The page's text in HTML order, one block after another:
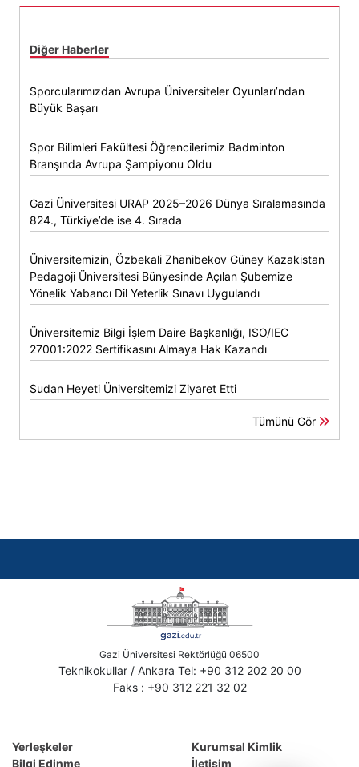
Diğer Haberler
Sporcularımızdan Avrupa Üniversiteler Oyunları’ndan
Büyük Başarı
Spor Bilimleri Fakültesi Öğrencilerimiz Badminton
Branşında Avrupa Şampiyonu Oldu
Gazi Üniversitesi URAP 2025–2026 Dünya Sıralamasında
824., Türkiye’de ise 4. Sırada
Üniversitemizin, Özbekali Zhanibekov Güney Kazakistan
Pedagoji Üniversitesi Bünyesinde Açılan Şubemize
Yönelik Yabancı Dil Yeterlik Sınavı Uygulandı
Üniversitemiz Bilgi İşlem Daire Başkanlığı, ISO/IEC
27001:2022 Sertifikasını Almaya Hak Kazandı
Sudan Heyeti Üniversitemizi Ziyaret Etti
Tümünü Gör
Gazi Üniversitesi Rektörlüğü 06500
Teknikokullar / Ankara Tel: +90 312 202 20 00
Faks : +90 312 221 32 02
Yerleşkeler
Bilgi Edinme
Kurumsal Kimlik
İletişim